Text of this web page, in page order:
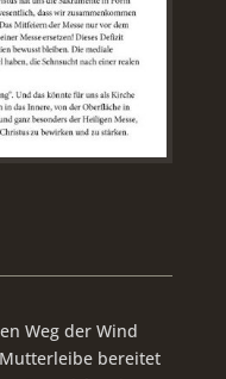
Weg der Wind
bereitet